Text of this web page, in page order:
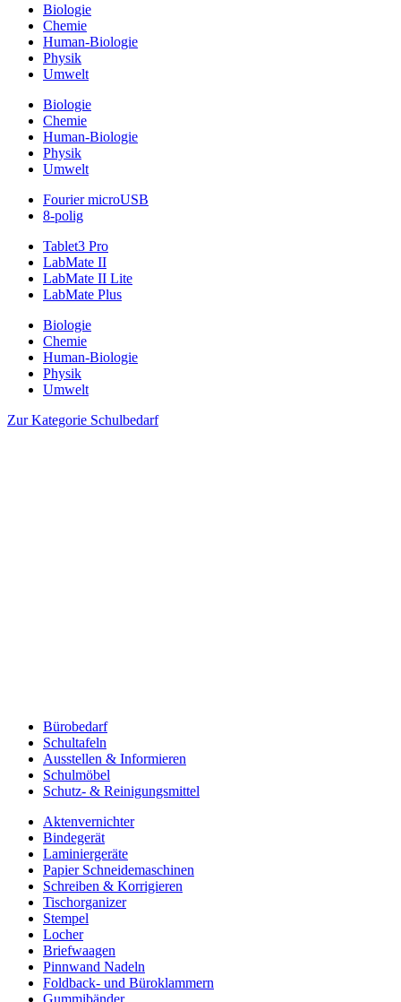
Biologie
Chemie
Human-Biologie
Physik
Umwelt
Biologie
Chemie
Human-Biologie
Physik
Umwelt
Fourier microUSB
8-polig
Tablet3 Pro
LabMate II
LabMate II Lite
LabMate Plus
Biologie
Chemie
Human-Biologie
Physik
Umwelt
Zur Kategorie Schulbedarf
Bürobedarf
Schultafeln
Ausstellen & Informieren
Schulmöbel
Schutz- & Reinigungsmittel
Aktenvernichter
Bindegerät
Laminiergeräte
Papier Schneidemaschinen
Schreiben & Korrigieren
Tischorganizer
Stempel
Locher
Briefwaagen
Pinnwand Nadeln
Foldback- und Büroklammern
Gummibänder